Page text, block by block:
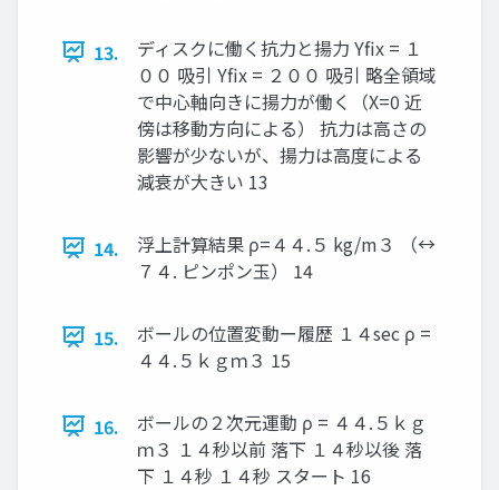
13.
ディスクに働く抗力と揚力 Yfix = １
００ 吸引 Yfix = ２００ 吸引 略全領域
で中心軸向きに揚力が働く（X=0 近
傍は移動方向による） 抗力は高さの
影響が少ないが、揚力は高度による
減衰が大きい 13
14.
浮上計算結果 ρ=４４.５ kg/m３ （↔
７４. ピンポン玉） 14
15.
ボールの位置変動ー履歴 １４sec ρ =
４４.５ｋｇｍ３ 15
16.
ボールの２次元運動 ρ = ４４.５ｋｇ
ｍ３ １４秒以前 落下 １４秒以後 落
下 １４秒 １４秒 スタート 16